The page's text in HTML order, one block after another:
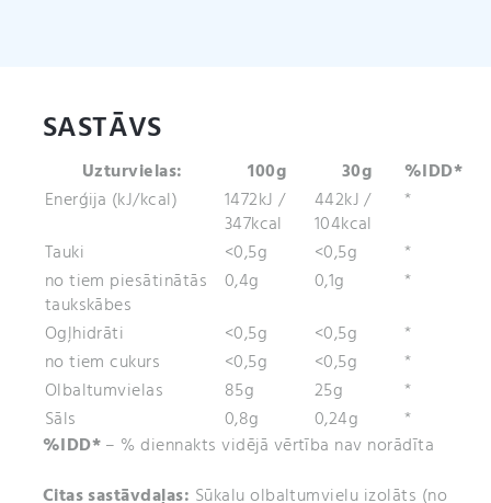
SASTĀVS
Uzturvielas: 100g 30g
%IDD*
Enerģija (kJ/kcal)
1472kJ /
347kcal
442kJ /
104kcal
*
Tauki
<0,5g <0,5g
*
no tiem piesātinātās
taukskābes
0,4g 0,1g
*
Ogļhidrāti
<0,5g <0,5g
*
no tiem cukurs
<0,5g <0,5g
*
Olbaltumvielas
85g 25g
*
Sāls
0,8g 0,24g
*
%IDD*– % diennakts vidējā vērtība nav norādīta
Citas sastāvdaļas: Sūkalu olbaltumvielu izolāts (no